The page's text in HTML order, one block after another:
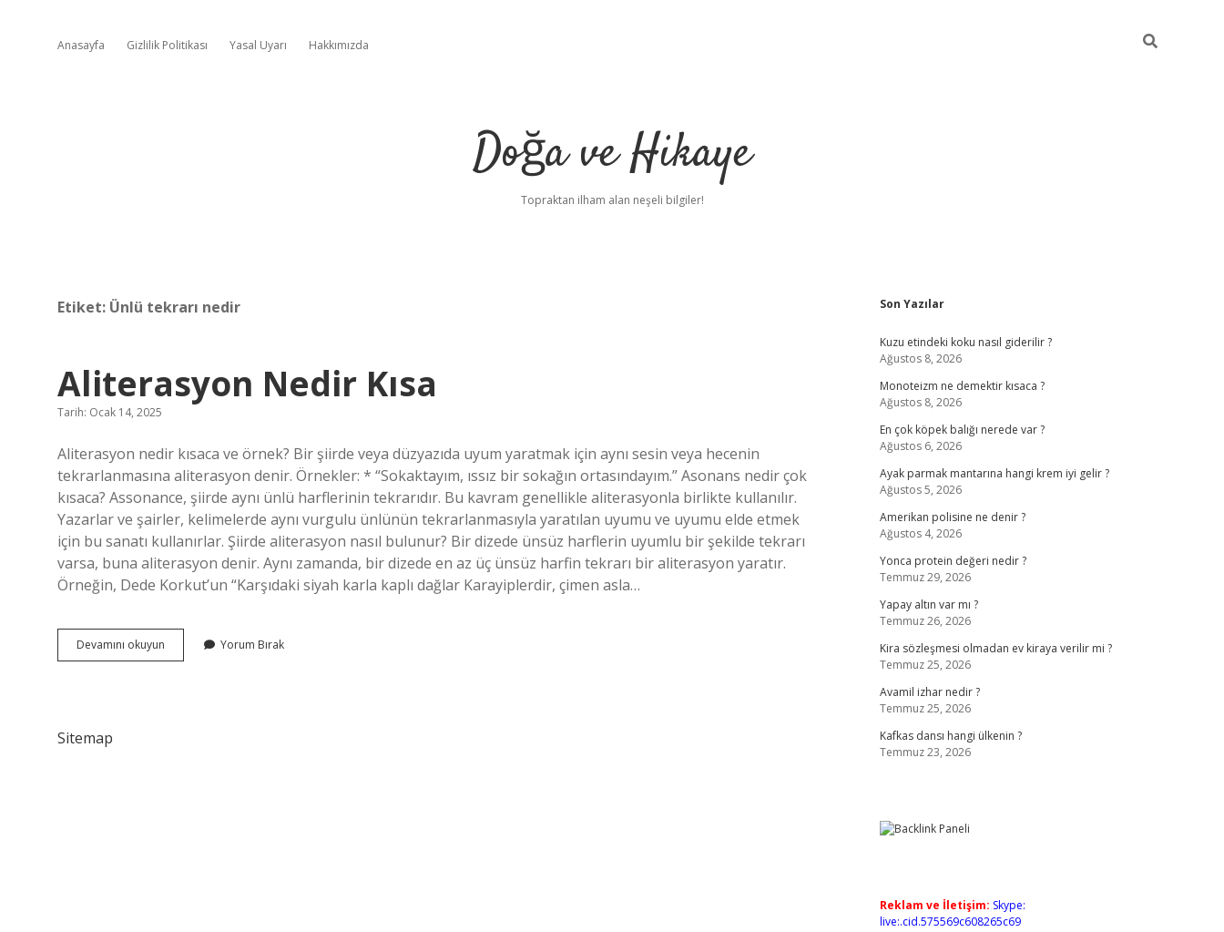
Anasayfa Gizlilik Politikası Yasal Uyarı Hakkımızda
Doğa ve Hikaye
Topraktan ilham alan neşeli bilgiler!
Etiket: Ünlü tekrarı nedir
Aliterasyon Nedir Kısa
Tarih: Ocak 14, 2025
Aliterasyon nedir kısaca ve örnek? Bir şiirde veya düzyazıda uyum yaratmak için aynı sesin veya hecenin
tekrarlanmasına aliterasyon denir. Örnekler: * “Sokaktayım, ıssız bir sokağın ortasındayım.” Asonans nedir çok
kısaca? Assonance, şiirde aynı ünlü harflerinin tekrarıdır. Bu kavram genellikle aliterasyonla birlikte kullanılır.
Yazarlar ve şairler, kelimelerde aynı vurgulu ünlünün tekrarlanmasıyla yaratılan uyumu ve uyumu elde etmek
için bu sanatı kullanırlar. Şiirde aliterasyon nasıl bulunur? Bir dizede ünsüz harflerin uyumlu bir şekilde tekrarı
varsa, buna aliterasyon denir. Aynı zamanda, bir dizede en az üç ünsüz harfin tekrarı bir aliterasyon yaratır.
Örneğin, Dede Korkut’un “Karşıdaki siyah karla kaplı dağlar Karayiplerdir, çimen asla…
Devamını okuyun Aliterasyon
Nedir
Yorum Bırak
Sitemap
Sidebar
Son Yazılar
Kuzu etindeki koku nasıl giderilir ?
Ağustos 8, 2026
Monoteizm ne demektir kısaca ?
Ağustos 8, 2026
En çok köpek balığı nerede var ?
Ağustos 6, 2026
Ayak parmak mantarına hangi krem iyi gelir ?
Ağustos 5, 2026
Amerikan polisine ne denir ?
Ağustos 4, 2026
Yonca protein değeri nedir ?
Temmuz 29, 2026
Yapay altın var mı ?
Temmuz 26, 2026
Kira sözleşmesi olmadan ev kiraya verilir mi ?
Temmuz 25, 2026
Avamil izhar nedir ?
Temmuz 25, 2026
Kafkas dansı hangi ülkenin ?
Temmuz 23, 2026
Reklam ve İletişim: Skype:
live:.cid.575569c608265c69